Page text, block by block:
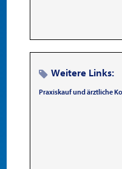
Weitere Links:
Praxiskauf und ärztliche